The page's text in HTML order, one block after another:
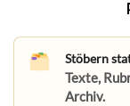
Stöbern
Texte,
Archiv.